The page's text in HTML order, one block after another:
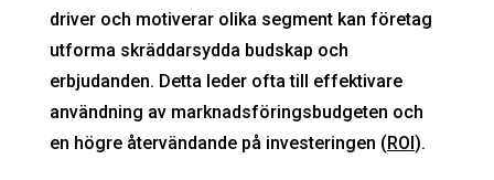
driver och motiverar olika segment kan företag
utforma skräddarsydda budskap och
erbjudanden. Detta leder ofta till effektivare
användning av marknadsföringsbudgeten och
en högre återvändande på investeringen (ROI).